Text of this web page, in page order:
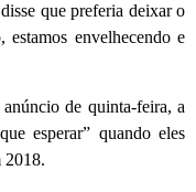
que preferia deixar o
envelhecendo e
de quinta-feira, a
esperar” quando eles
2018.